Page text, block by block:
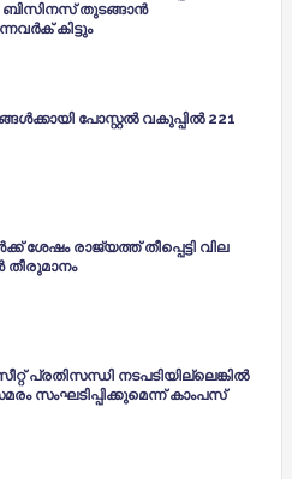
ബിസിനസ് തുടങ്ങാൻ
കിട്ടും
പോസ്റ്റല്‍ വകുപ്പില്‍ 221
ശേഷം രാജ്യത്ത് തീപ്പെട്ടി വില
തീരുമാനം
പ്രതിസന്ധി നടപടിയില്ലെങ്കിൽ
സംഘടിപ്പിക്കുമെന്ന് കാംപസ്